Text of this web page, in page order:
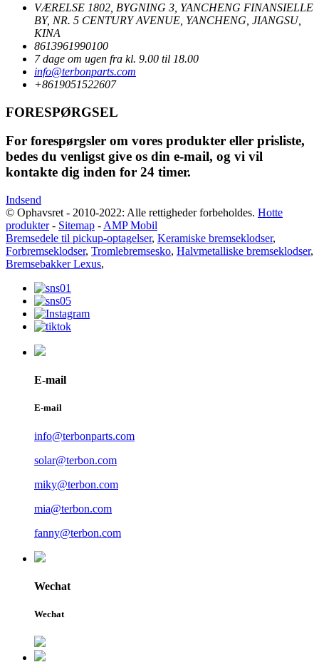
VÆRELSE 1802, BYGNING 3, YANCHENG FINANSIELLE
BY, NR. 5 CENTURY AVENUE, YANCHENG, JIANGSU,
KINA
8613961990100
7 dage om ugen fra kl. 9.00 til 18.00
info@terbonparts.com
+8619051522607
FORESPØRGSEL
For forespørgsler om vores produkter eller prisliste,
bedes du venligst give os din e-mail, og vi vil
kontakte dig inden for 24 timer.
Indsend
© Ophavsret - 2010-2022: Alle rettigheder forbeholdes. Hotte
produkter- Sitemap - AMP Mobil
Bremsedele til pickup-optagelser, Keramiske bremseklodser,
Forbremseklodser, Tromlebremsesko, Halvmetalliske bremseklodser,
Bremsebakker Lexus,
E-mail
E-mail
info@terbonparts.com
solar@terbon.com
miky@terbon.com
mia@terbon.com
fanny@terbon.com
Wechat
Wechat